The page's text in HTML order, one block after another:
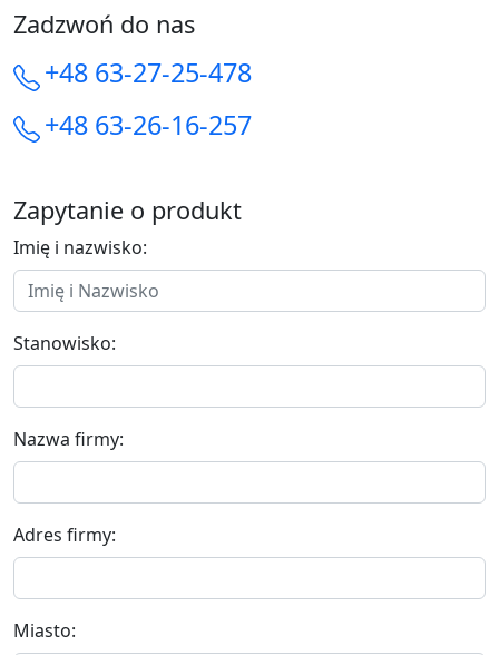
Zadzwoń do nas
+48 63-27-25-478
+48 63-26-16-257
Zapytanie o produkt
Imię i nazwisko:
Stanowisko:
Nazwa firmy:
Adres firmy:
Miasto: